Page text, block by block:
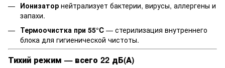
Ионизатор нейтрализует бактерии, вирусы, аллергены и
запахи.
Термоочистка при 55°C — стерилизация внутреннего
блока для гигиенической чистоты.
Тихий режим — всего 22 дБ(А)